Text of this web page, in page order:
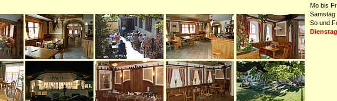
Mo bis Fr
Samstag
So und